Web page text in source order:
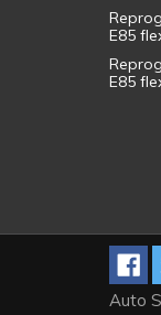
E85
E85
Auto